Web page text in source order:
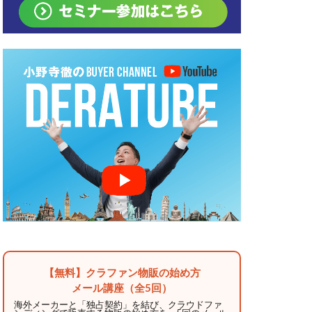
【無料】クラファン物販の始め方
メール講座（全5回）
海外メーカーと「独占契約」を結び、クラウドファ